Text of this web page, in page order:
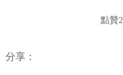
點贊2
分享：